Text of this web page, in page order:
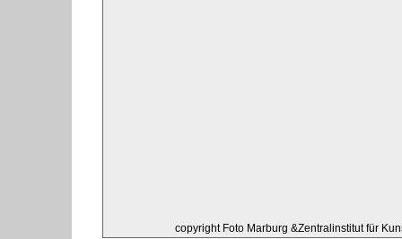
copyright Foto Marburg &Zentralinstitut für